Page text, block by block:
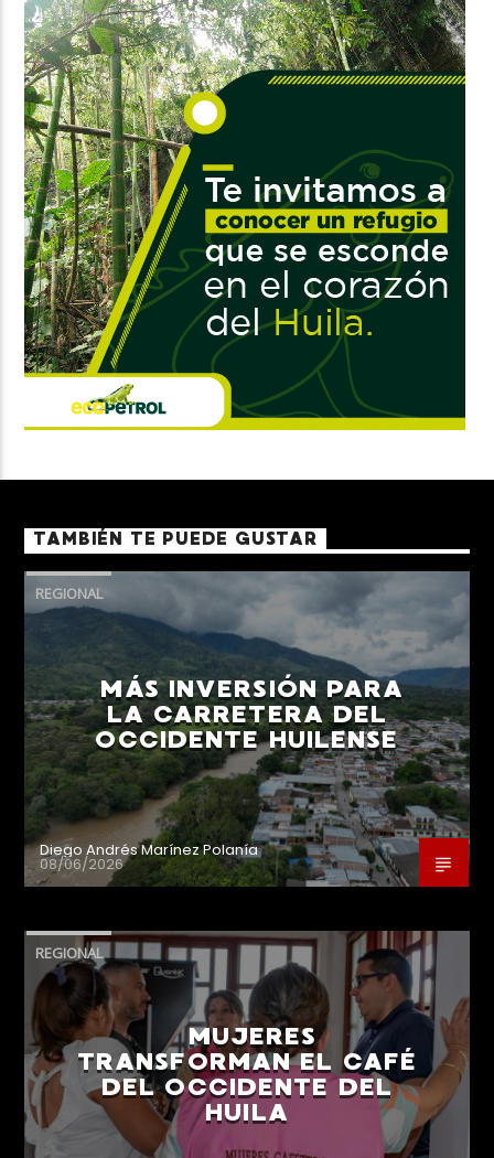
TAMBIÉN TE PUEDE GUSTAR
REGIONAL
MÁS INVERSIÓN PARA
LA CARRETERA DEL
OCCIDENTE HUILENSE
Diego Andrés Marínez Polanía
08/06/2026
REGIONAL
MUJERES
TRANSFORMAN EL CAFÉ
DEL OCCIDENTE DEL
HUILA